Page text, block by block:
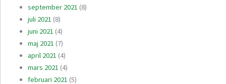
september 2021 (8)
juli 2021 (8)
juni 2021 (4)
maj 2021 (7)
april 2021 (4)
mars 2021 (4)
februari 2021 (5)